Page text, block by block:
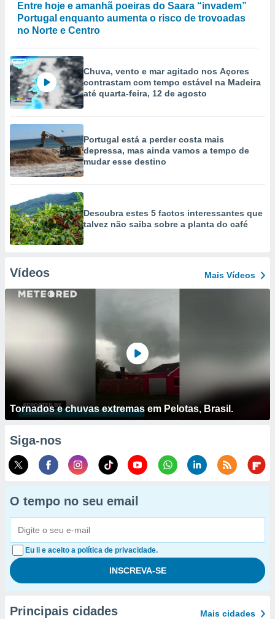
Entre hoje e amanhã poeiras do Saara “invadem”
Portugal enquanto aumenta o risco de trovoadas
no Norte e Centro
Chuva, vento e mar agitado nos Açores
contrastam com tempo estável na Madeira
até quarta-feira, 12 de agosto
Portugal está a perder costa mais
depressa, mas ainda vamos a tempo de
mudar esse destino
Descubra estes 5 factos interessantes que
talvez não saiba sobre a planta do café
Vídeos Mais Vídeos
Tornados e chuvas extremas em Pelotas, Brasil.
Siga-nos
O tempo no seu email
Eu li e aceito a política de privacidade.
Principais cidades Mais cidades